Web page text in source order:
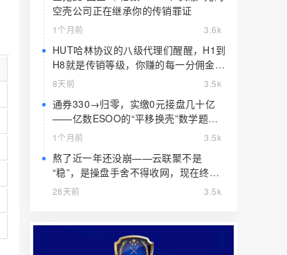
空壳公司正在继承你的传销罪证
1个月前 3.6k
HUT哈林协议的八级代理们醒醒，H1到
H8就是传销等级，你赚的每一分佣金都
是赃款
8天前 3.5k
通券330→归零，实缴0元接盘几十亿
——亿数ESOO的“平移换壳”数学题，
算完就赶紧跑
1个月前 3.5k
熬了近一年还没崩——云联聚不是
“稳”，是操盘手舍不得收网，现在终于
要收了
28天前 3.5k